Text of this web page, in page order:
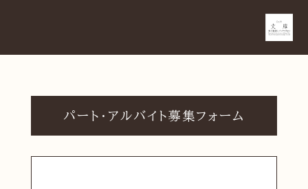
パート・アルバイト募集フォーム